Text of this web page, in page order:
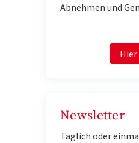
Abnehmen und
Newsletter
Täglich oder